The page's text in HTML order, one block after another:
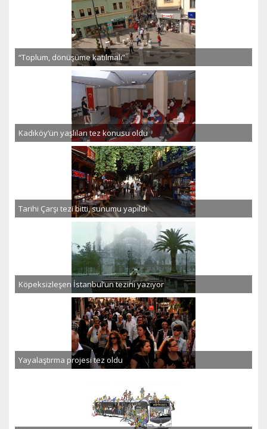
“Toplum, dönüşüme katılmalı”
Kadıköy’ün yaşlıları tez konusu oldu
Tarihi Çarşı tezi bitti, sunumu yapıldı
Köpeksizleşen İstanbul’un tezini yazıyor
Yayalaştırma projesi tez oldu